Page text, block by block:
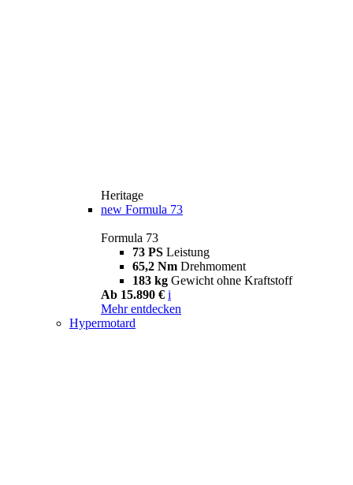
Heritage
new Formula 73
Formula 73
73 PS Leistung
65,2 Nm Drehmoment
183 kg Gewicht ohne Kraftstoff
Ab 15.890 € i
Mehr entdecken
Hypermotard